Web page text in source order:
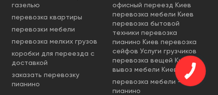
газелью
перевозка квартиры
перевозки мебели
перевозка мелких грузов
коробки для переезда с
доставкой
заказать перевозку
пианино
офисный переезд Киев
перевозка мебели Киев
перевозка бытовой
техники перевозка
пианино Киев перевозка
сейфов Услуги грузчиков
перевозка вещей Киев
вывоз мебели Киев ​​
перевозка мебели -
пианино